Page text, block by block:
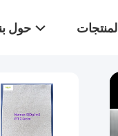
حول المنتجات